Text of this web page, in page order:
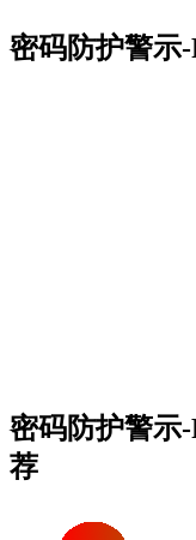
密码防护警示
密码防护警示
荐